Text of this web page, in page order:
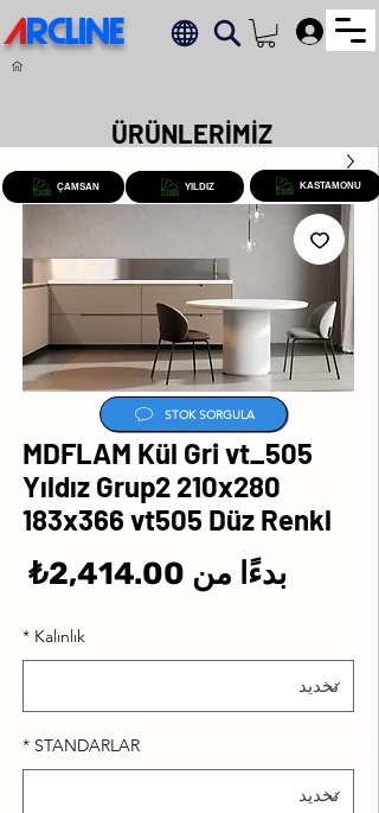
ARCLINE
MDFLAM Kül Gri vt_505
Yıldız Grup2 210x280
183x366 vt505 Düz Renkl
بدءًا من 2,414.00₺
Kalınlık
*
STANDARLAR
*
ÇAMSAN YILDIZ KASTAMONU
STOK SORGULA
ÜRÜNLERİMİZ